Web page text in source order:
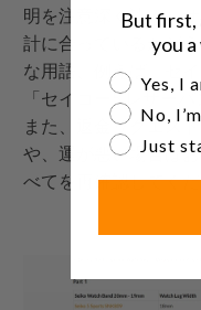
明を注意深く読み、
計に合っているかど
な用語、例えば「セ
「セイコー5 レザー
また、返金リクエス
や、運が悪い場合は
べてを再確認してく
But first,
you
Are you a
Yes, I
No,
Just